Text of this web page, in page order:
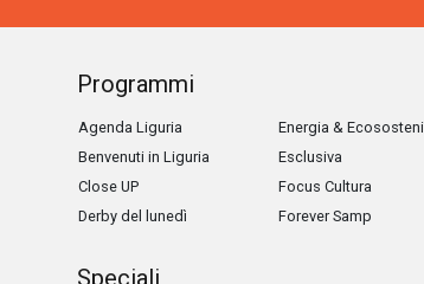
Programmi
Agenda Liguria
Benvenuti in Liguria
Close UP
Derby del lunedì
Energia &
Esclusiva
Focus Cultura
Forever Samp
Speciali